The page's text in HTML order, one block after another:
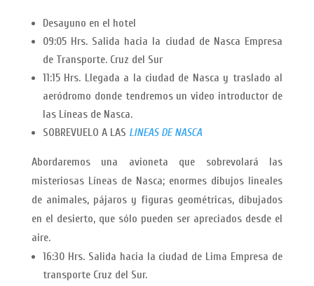
Desayuno en el hotel
09:05 Hrs. Salida hacia la ciudad de Nasca Empresa
de Transporte. Cruz del Sur
11:15 Hrs. Llegada a la ciudad de Nasca y traslado al
aeródromo donde tendremos un video introductor de
las Líneas de Nasca.
SOBREVUELO A LAS LINEAS DE NASCA
Abordaremos una avioneta que sobrevolará las
misteriosas Líneas de Nasca; enormes dibujos lineales
de animales, pájaros y figuras geométricas, dibujados
en el desierto, que sólo pueden ser apreciados desde el
aire.
16:30 Hrs. Salida hacia la ciudad de Lima Empresa de
transporte Cruz del Sur.